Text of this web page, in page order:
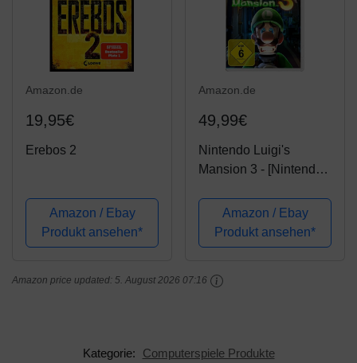
Amazon.de
19,95€
Erebos 2
Amazon / Ebay
Produkt ansehen*
Amazon.de
49,99€
Nintendo Luigi's
Mansion 3 - [Nintendo
Amazon / Ebay
Produkt ansehen*
Amazon price updated: 5. August 2026 07:16
Kategorie:
Computerspiele Produkte